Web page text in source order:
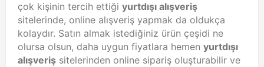
çok kişinin tercih ettiği yurtdışı alışveriş
sitelerinde, online alışveriş yapmak da oldukça
kolaydır. Satın almak istediğiniz ürün çeşidi ne
olursa olsun, daha uygun fiyatlara hemen yurtdışı
alışveriş sitelerinden online sipariş oluşturabilir ve